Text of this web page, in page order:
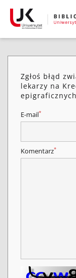
Zgłoś błąd
lekarzy na
epigraficznych
E-mail*
Komentarz*